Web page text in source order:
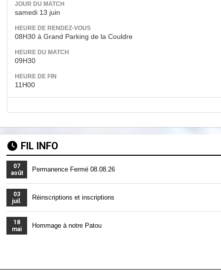
JOUR DU MATCH
samedi 13 juin
HEURE DE RENDEZ-VOUS
08H30 à Grand Parking de la Couldre
HEURE DU MATCH
09H30
HEURE DE FIN
11H00
FIL INFO
07
août
Permanence Fermé 08.08.26
03
juil.
Réinscriptions et inscriptions
18
mai
Hommage à notre Patou